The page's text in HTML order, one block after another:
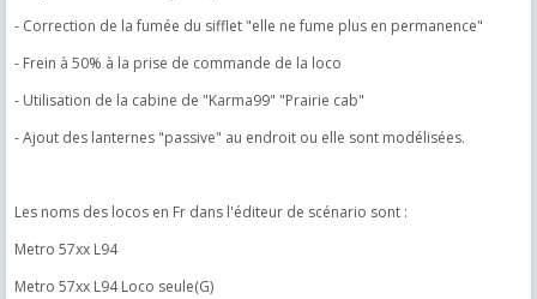
- Correction de la fumée du sifflet "elle ne fume plus en permanence"
- Frein à 50% à la prise de commande de la loco
- Utilisation de la cabine de "Karma99" "Prairie cab"
- Ajout des lanternes "passive" au endroit ou elle sont modélisées.
Les noms des locos en Fr dans l'éditeur de scénario sont :
Metro 57xx L94
Metro 57xx L94 Loco seule(G)